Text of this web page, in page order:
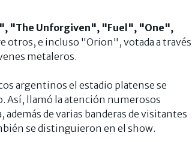
"The Unforgiven", "Fuel", "One",
otros, e incluso "Orion", votada a través
metaleros.
argentinos el estadio platense se
Así, llamó la atención numerosos
de varias banderas de visitantes
se distinguieron en el show.